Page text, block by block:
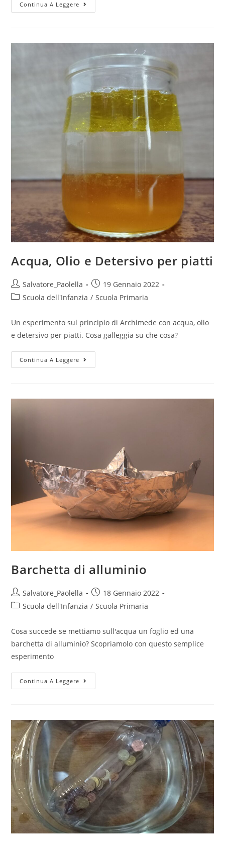
Continua A Leggere
di
Acqua, Olio e Detersivo per piatti
Post
author:
Salvatore_Paolella
Post
published:
19 Gennaio 2022
PostScuola dell'Infanzia / Scuola Primaria
Un esperimento sul principio di Archimede con acqua, olio
e detersivo per piatti. Cosa galleggia su che cosa?
Continua A Leggere
Olio
Barchetta di alluminio
Post
author:
Salvatore_Paolella
Post
published:
18 Gennaio 2022
PostScuola dell'Infanzia / Scuola Primaria
Cosa succede se mettiamo sull'acqua un foglio ed una
barchetta di alluminio? Scopriamolo con questo semplice
esperimento
Continua A Leggere
di